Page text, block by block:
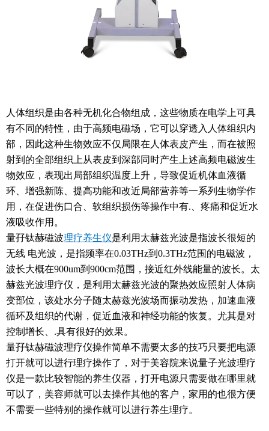
人体组织是由各种无机化合物组成，这些物质在电学上可具
有不同的特性，由于高频电磁场，它可以穿透入人体组织内
部，因此这种生物效应不仅局限在人体表皮产生，而在被照
射到的全部组织上从表皮到深部同时产生上述高频电磁波生
物效应，表现出局部组织温度上升，导致促近机体血液循
环、增强新陈、提高功能和改近局部营养等一系列生物学作
用，在促进伤口合、软组织损伤等操作中有.、疼痛和促近水
液吸收作用。
量孖钛赫磁波理疗养生仪是利用太赫兹光波是指波长很短的
无线 电光波，是指频率在0.03THz到0.3THz范围的电磁波，
波长大概在900um到900cm范围，接近红外线能量的波长。太
赫兹光波理疗仪，是利用太赫兹光波的聚热效应照射人体病
变部位，该处水分子随太赫兹光波场而振动发热，加速血液
循环及组织的代谢，促近血液和神经功能的恢复。尤其是对
控制增长、.具有很好的效果。
量孖钛赫磁波理疗仪操作简单不需要太多的技巧只要把电源
打开就可以进行理疗操作了，对于美容院来说量子光波理疗
仪是一款比较智能的养生仪器，打开电源只需要做在哪里就
可以了，美容师就可以去操作其他的客户，家用的也很方便
不需要一些特别的操作就可以进行养生理疗。